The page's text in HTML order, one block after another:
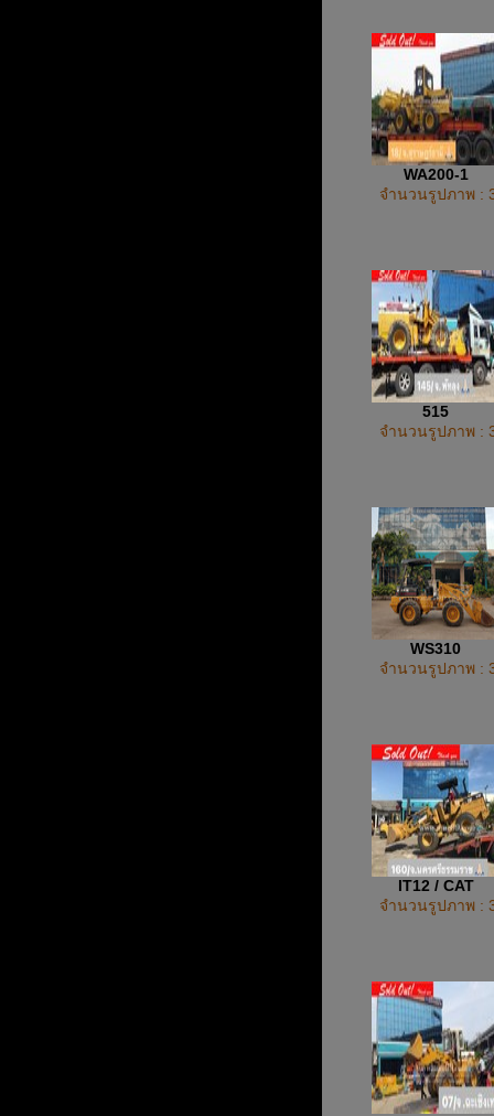
WA200-1
จำนวนรูปภาพ :
515
จำนวนรูปภาพ :
WS310
จำนวนรูปภาพ :
IT12 / CAT
จำนวนรูปภาพ :